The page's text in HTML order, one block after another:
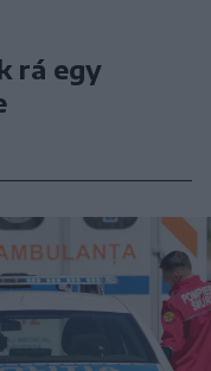
rá egy